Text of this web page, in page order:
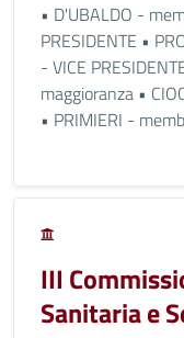
• D'UBALDO -
PRESIDENTE •
- VICE
maggioranza •
• PRIMIERI -
III
Sanitaria e